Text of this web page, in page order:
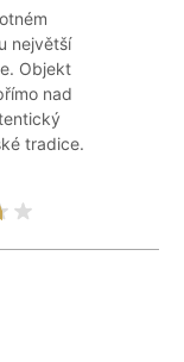
největší
Objekt
nad
tradice.